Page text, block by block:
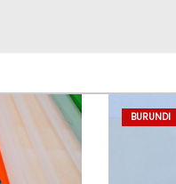
BURUNDI